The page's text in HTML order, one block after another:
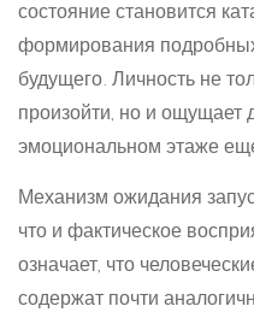
состояние становится
формирования
будущего. Личность не
произойти, но и ощущает
эмоциональном этаже
Механизм ожидания
что и фактическое
означает, что
содержат почти